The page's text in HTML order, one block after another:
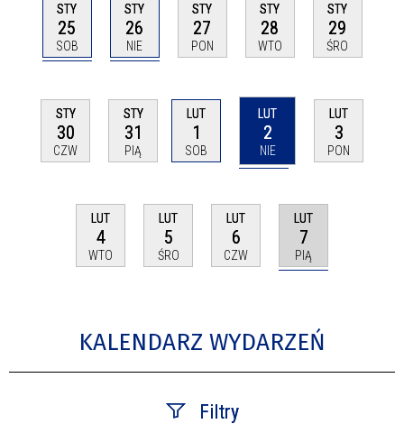
STY
25
SOB
STY
26
NIE
STY
27
PON
STY
28
WTO
STY
29
ŚRO
STY
30
CZW
STY
31
PIĄ
LUT
1
SOB
LUT
2
NIE
LUT
3
PON
LUT
4
WTO
LUT
5
ŚRO
LUT
6
CZW
LUT
7
PIĄ
KALENDARZ WYDARZEŃ
Filtry